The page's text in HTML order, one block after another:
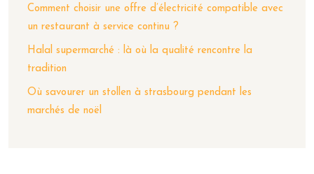
Comment choisir une offre d’électricité compatible avec
un restaurant à service continu ?
Halal supermarché : là où la qualité rencontre la
tradition
Où savourer un stollen à strasbourg pendant les
marchés de noël